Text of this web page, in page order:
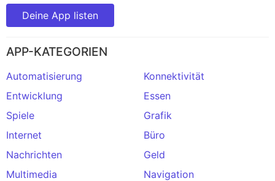
Deine App listen
APP-KATEGORIEN
Automatisierung
Konnektivität
Entwicklung
Essen
Spiele
Grafik
Internet
Büro
Nachrichten
Geld
Multimedia
Navigation